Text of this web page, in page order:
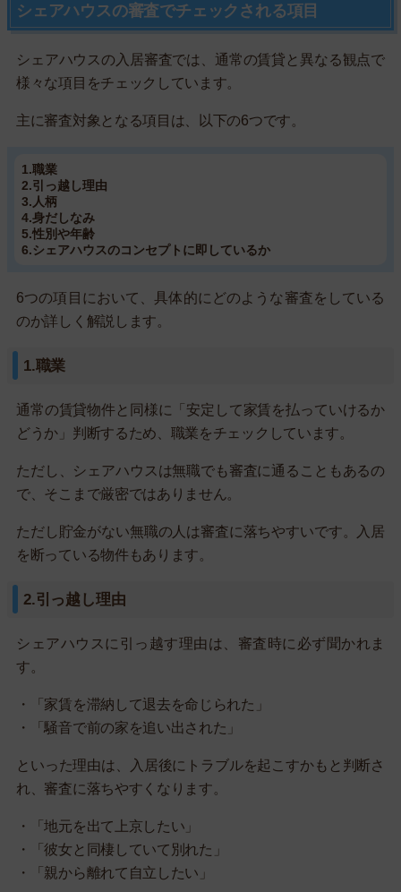
シェアハウスの審査でチェックされる項目
シェアハウスの入居審査では、通常の賃貸と異なる観点で
様々な項目をチェックしています。
主に審査対象となる項目は、以下の6つです。
1.職業
2.引っ越し理由
3.人柄
4.身だしなみ
5.性別や年齢
6.シェアハウスのコンセプトに即しているか
6つの項目において、具体的にどのような審査をしている
のか詳しく解説します。
1.職業
通常の賃貸物件と同様に「安定して家賃を払っていけるか
どうか」判断するため、職業をチェックしています。
ただし、シェアハウスは無職でも審査に通ることもあるの
で、そこまで厳密ではありません。
ただし貯金がない無職の人は審査に落ちやすいです。入居
を断っている物件もあります。
2.引っ越し理由
シェアハウスに引っ越す理由は、審査時に必ず聞かれま
す。
・「家賃を滞納して退去を命じられた」
・「騒音で前の家を追い出された」
といった理由は、入居後にトラブルを起こすかもと判断さ
れ、審査に落ちやすくなります。
・「地元を出て上京したい」
・「彼女と同棲していて別れた」
・「親から離れて自立したい」